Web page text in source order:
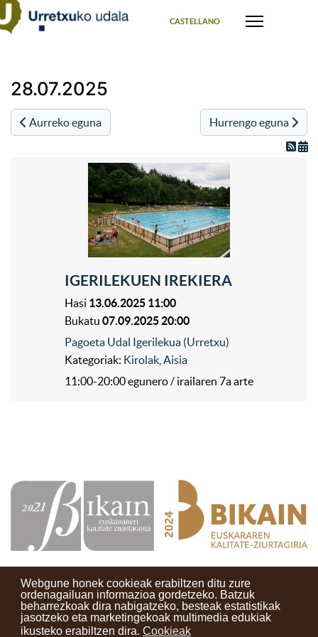
Webgune honek cookieak erabiltzen ditu zure
ordenagailuan informazioa gordetzeko. Batzuk
beharrezkoak dira nabigatzeko, besteak estatistikak
jasotzeko eta marketingekoak multimedia edukiak
ikusteko erabiltzen dira. Cookieak
CASTELLANO
28.07.2025
Aurreko eguna Hurrengo eguna
IGERILEKUEN IREKIERA
Hasi 13.06.2025 11:00
Bukatu 07.09.2025 20:00
Pagoeta Udal Igerilekua (Urretxu)
Kategoriak: Kirolak Aisia
11:00-20:00 egunero / irailaren 7a arte
Kontaktuak Erabilera baldintzak Lege oharra
Berriak